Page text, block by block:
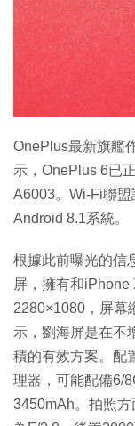
Enterprise Digital
特集
OnePlus最新旗艦
示，OnePlus 6已
A6003。Wi-Fi聯
Android 8.1系統。
根據此前曝光的信
屏，擁有和iPhone
2280×1080，屏幕
示，劉海屏是在不
積的有效方案。配
理器，可能配備6/
3450mAh。拍照